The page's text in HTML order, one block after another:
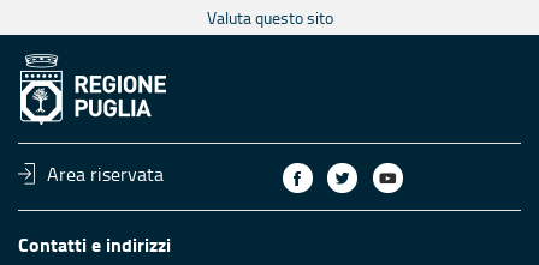
Valuta questo sito
Area riservata
Contatti e indirizzi